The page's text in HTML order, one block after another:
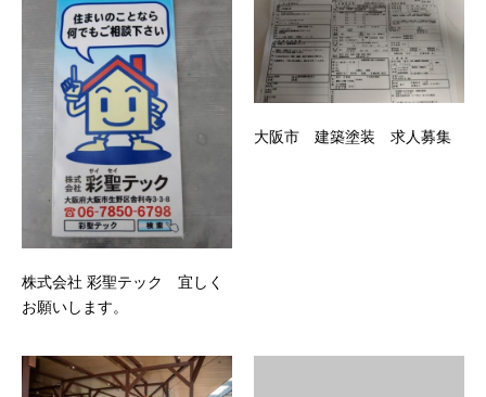
株式会社 彩聖テック 宜しく
お願いします。
大阪市 建築塗装 求人募集